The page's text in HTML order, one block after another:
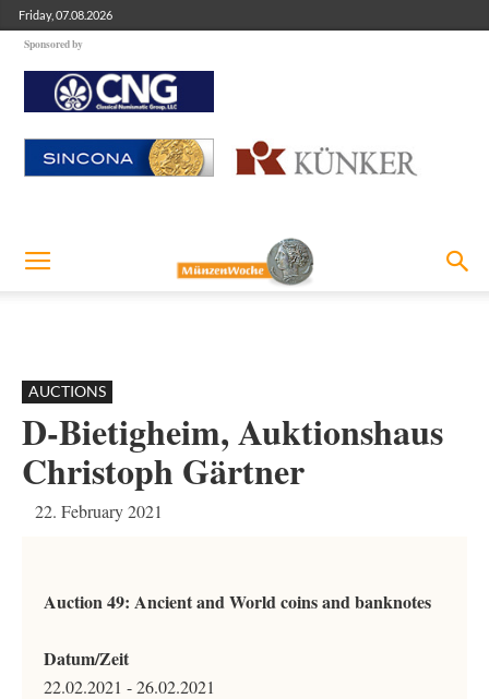
Friday, 07.08.2026
Sponsored by
AUCTIONS
D-Bietigheim, Auktionshaus
Christoph Gärtner
22. February 2021
Auction 49: Ancient and World coins and banknotes
Datum/Zeit
22.02.2021 - 26.02.2021